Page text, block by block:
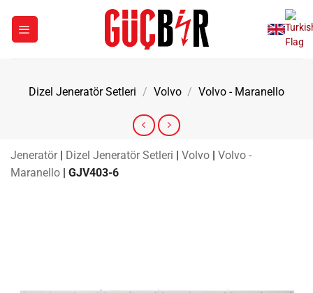
Dizel Jeneratör Setleri / Volvo / Volvo - Maranello
Jeneratör | Dizel Jeneratör Setleri | Volvo | Volvo -
Maranello | GJV403-6